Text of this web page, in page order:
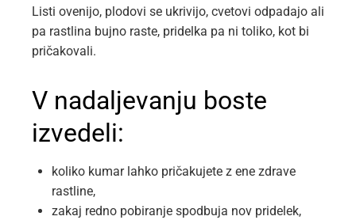
Listi ovenijo, plodovi se ukrivijo, cvetovi odpadajo ali
pa rastlina bujno raste, pridelka pa ni toliko, kot bi
pričakovali.
V nadaljevanju boste
izvedeli:
koliko kumar lahko pričakujete z ene zdrave
rastline,
zakaj redno pobiranje spodbuja nov pridelek,